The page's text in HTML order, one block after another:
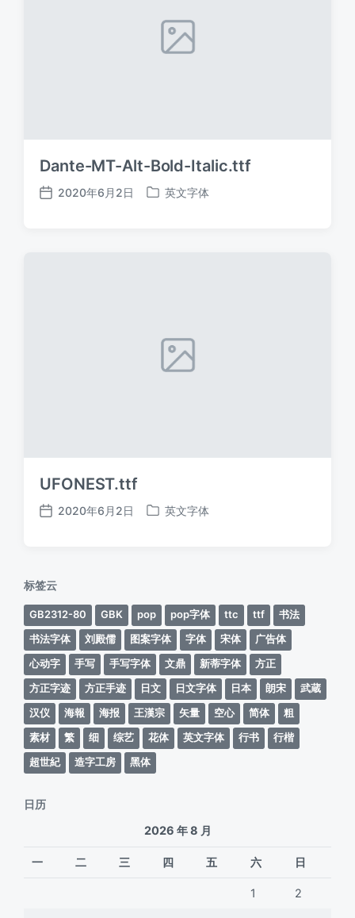
Dante-MT-Alt-Bold-Italic.ttf
发
2020年6月2日
发
英文字体
UFONEST.ttf
发
2020年6月2日
发
英文字体
标签云
GB2312-80 GBK pop pop字体 ttc ttf
书法
书法字体
刘殿儒 图案字体 字体 宋体
广告体
心动字
手写 手写字体 文鼎 新蒂字体
方正
方正字迹
方正手迹 日文 日文字体 日本 朗宋
武蔵
汉仪
海報 海报 王漢宗 矢量 空心 简体
粗
素材
繁 细 综艺 花体 英文字体 行书
行楷
超世紀
造字工房 黑体
日历
2026 年 8 月
一 二 三 四 五 六 日
1 2